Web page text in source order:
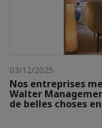
03/12/2025
Nos entreprises
Walter
de belles choses